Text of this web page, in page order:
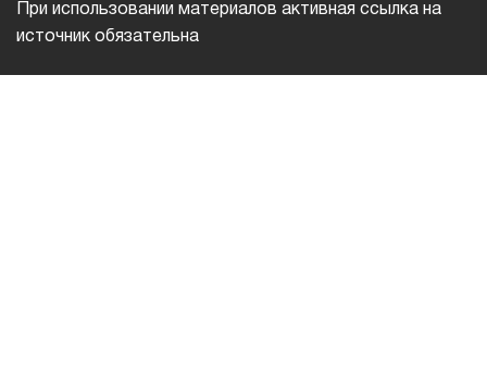
При использовании материалов активная ссылка на
источник обязательна